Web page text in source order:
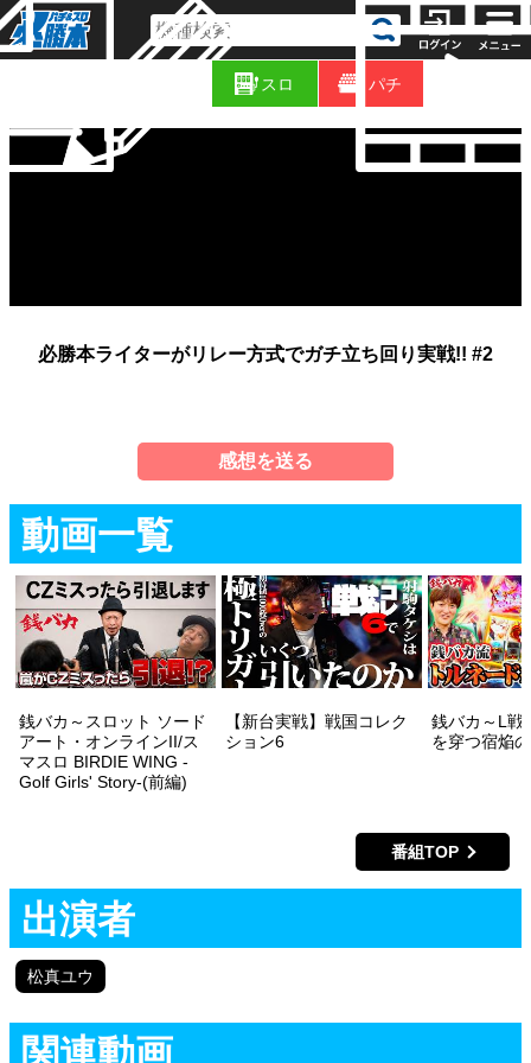
コ
ラ
ム
スロ パチ
必勝本ライターがリレー方式でガチ立ち回り実戦!! #2
感想を送る
動画一覧
銭バカ～スロット ソード
アート・オンラインII/ス
マスロ BIRDIE WING -
Golf Girls' Story-(前編)
【新台実戦】戦国コレク
ション6
銭バカ～L戦
を穿つ宿焔
番組TOP
出演者
松真ユウ
関連動画